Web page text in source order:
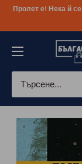
КъмПролет е! Нека й